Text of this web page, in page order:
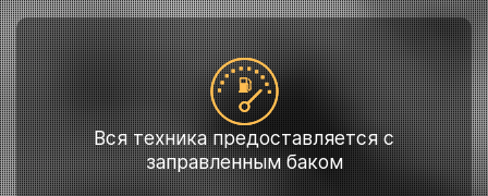
Вся техника предоставляется с
заправленным баком